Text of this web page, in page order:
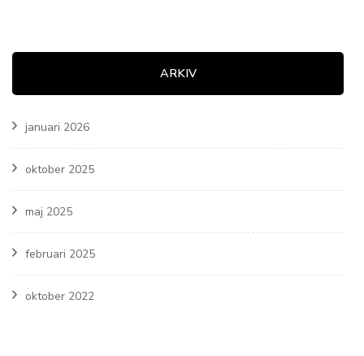
ARKIV
januari 2026
oktober 2025
maj 2025
februari 2025
oktober 2022